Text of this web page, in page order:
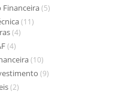
(5)
(11)
(4)
(4)
(10)
(9)
(2)